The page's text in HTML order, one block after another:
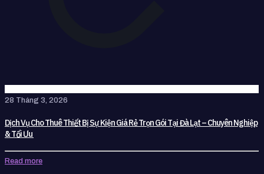
28 Tháng 3, 2026
Dịch Vụ Cho Thuê Thiết Bị Sự Kiện Giá Rẻ Trọn Gói Tại Đà Lạt – Chuyên Nghiệp
& Tối Ưu
Read more